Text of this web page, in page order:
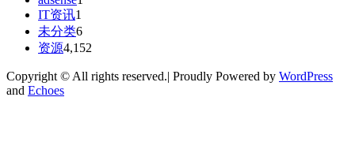
IT资讯1
未分类6
资源4,152
Copyright © All rights reserved.| Proudly Powered by WordPress
and Echoes